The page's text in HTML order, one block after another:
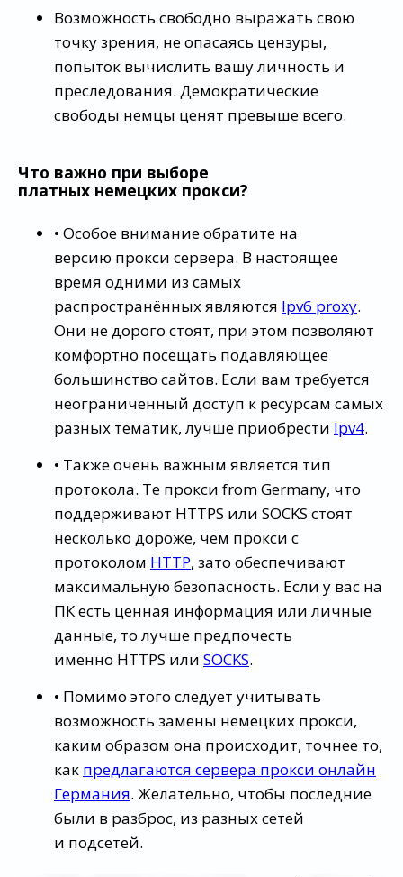
Возможность свободно выражать свою
точку зрения, не опасаясь цензуры,
попыток вычислить вашу личность и
преследования. Демократические
свободы немцы ценят превыше всего.
Что важно при выборе
платных немецких прокси?
• Особое внимание обратите на
версию прокси сервера. В настоящее
время одними из самых
распространённых являются Ipv6 proxy.
Они не дорого стоят, при этом позволяют
комфортно посещать подавляющее
большинство сайтов. Если вам требуется
неограниченный доступ к ресурсам самых
разных тематик, лучше приобрести Ipv4.
• Также очень важным является тип
протокола. Те прокси from Germany, что
поддерживают HTTPS или SOCKS стоят
несколько дороже, чем прокси с
протоколом HTTP, зато обеспечивают
максимальную безопасность. Если у вас на
ПК есть ценная информация или личные
данные, то лучше предпочесть
именно HTTPS или SOCKS.
• Помимо этого следует учитывать
возможность замены немецких прокси,
каким образом она происходит, точнее то,
как предлагаются сервера прокси онлайн
Германия. Желательно, чтобы последние
были в разброс, из разных сетей
и подсетей.